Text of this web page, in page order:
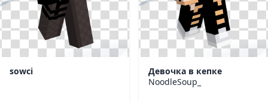
sowci
Девочка в кепке
NoodleSoup_